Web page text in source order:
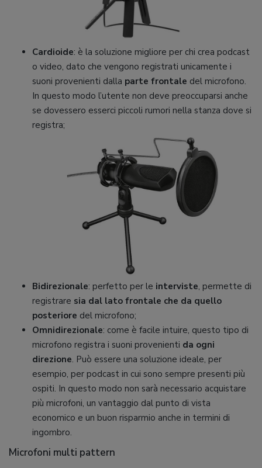
Cardioide: è la soluzione migliore per chi crea podcast
o video, dato che vengono registrati unicamente i
suoni provenienti dalla parte frontale del microfono.
In questo modo l’utente non deve preoccuparsi anche
se dovessero esserci piccoli rumori nella stanza dove si
registra;
Bidirezionale: perfetto per le interviste, permette di
registrare sia dal lato frontale che da quello
posteriore del microfono;
Omnidirezionale: come è facile intuire, questo tipo di
microfono registra i suoni provenienti da ogni
direzione. Può essere una soluzione ideale, per
esempio, per podcast in cui sono sempre presenti più
ospiti. In questo modo non sarà necessario acquistare
più microfoni, un vantaggio dal punto di vista
economico e un buon risparmio anche in termini di
ingombro.
Microfoni multi pattern